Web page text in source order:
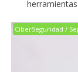
CiberSeguridad /